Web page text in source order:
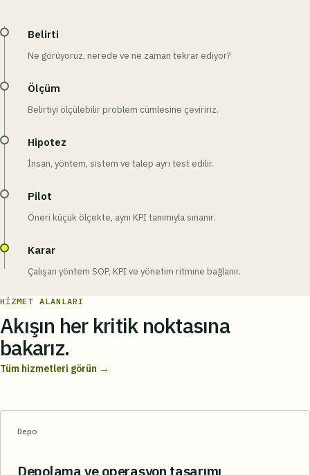
Belirti
Ne görüyoruz, nerede ve ne zaman tekrar ediyor?
Ölçüm
Belirtiyi ölçülebilir problem cümlesine çeviririz.
Hipotez
İnsan, yöntem, sistem ve talep ayrı test edilir.
Pilot
Öneri küçük ölçekte, aynı KPI tanımıyla sınanır.
Karar
Çalışan yöntem SOP, KPI ve yönetim ritmine bağlanır.
HIZMET ALANLARI
Akışın her kritik noktasına
bakarız.
Tüm hizmetleri görün →
Depo
Depolama ve operasyon tasarımı